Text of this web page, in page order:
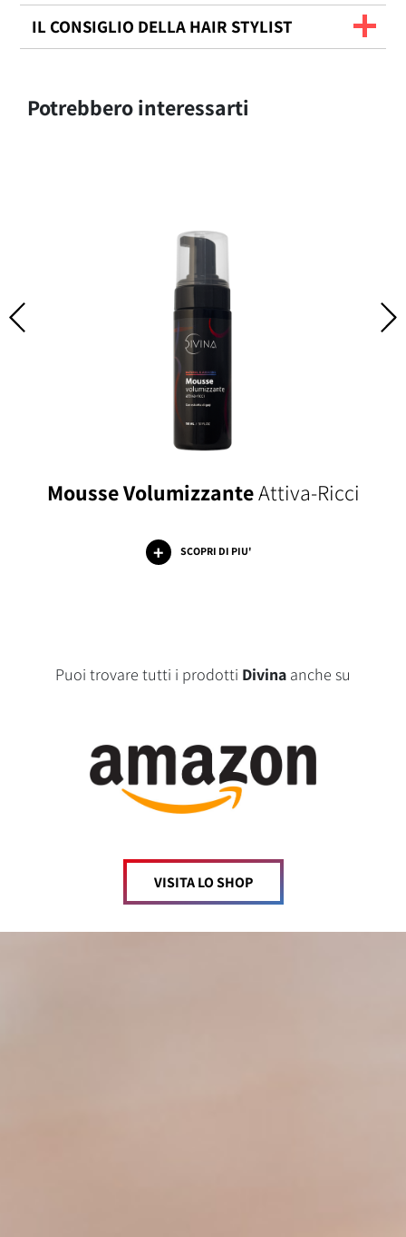
IL CONSIGLIO DELLA HAIR STYLIST
Potrebbero interessarti
Mousse VolumizzanteAttiva-Ricci
SCOPRI DI PIU'
Puoi trovare tutti i prodotti Divina anche su
VISITA LO SHOP